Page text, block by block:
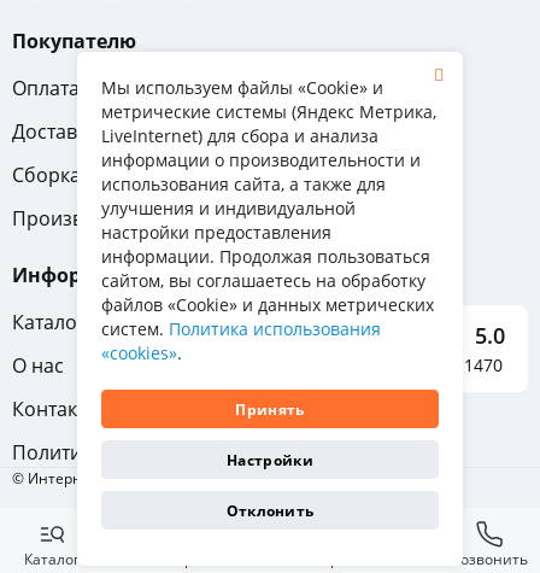
Покупателю
Оплата
Вопрос-ответ
Доставка
Обмен и возврат
Сборка
Гарантия
Производители
Информация
Каталог мебели
О нас
Контакты
Политика конфиденциальности
5.0
Отзывы о нас 1470
© Интернет-магазин «Отличная мебель», 2011-2026
Каталог Позвонить
Очистить
Мы используем файлы «Cookie» и
метрические системы (Яндекс Метрика,
LiveInternet) для сбора и анализа
информации о производительности и
использования сайта, а также для
улучшения и индивидуальной
настройки предоставления
информации. Продолжая пользоваться
сайтом, вы соглашаетесь на обработку
файлов «Cookie» и данных метрических
систем. Политика использования
«cookies».
Принять
Настройки
Отклонить